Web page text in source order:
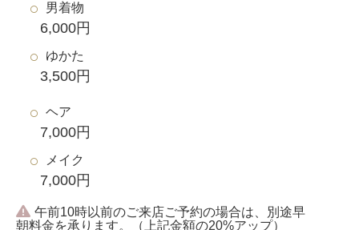
男着物
6,000円
ゆかた
3,500円
ヘア
7,000円
メイク
7,000円
午前10時以前のご来店ご予約の場合は、別途早
朝料金を承ります。（上記金額の20%アップ）